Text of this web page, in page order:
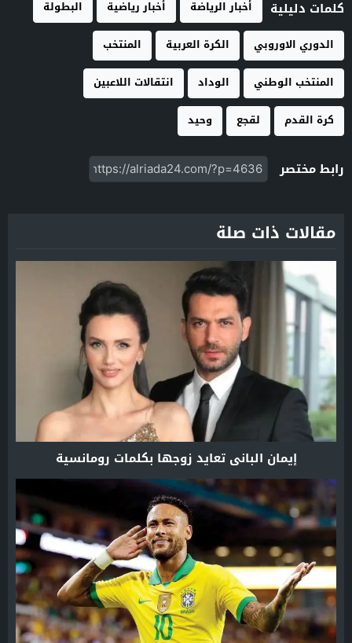
كلمات دليلية أخبار الرياضة أخبار رياضية
البطولة
الدوري الاوروبي
الكرة العربية
المنتخب
المنتخب الوطني
الوداد
انتقالات اللاعبين
كرة القدم
لقجع وحيد
رابط مختصر
مقالات ذات صلة
إيمان الباني تعايد زوجها بكلمات رومانسية